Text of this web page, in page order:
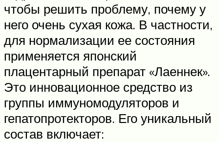
чтобы решить проблему, почему у
него очень сухая кожа. В частности,
для нормализации ее состояния
применяется японский
плацентарный препарат «Лаеннек».
Это инновационное средство из
группы иммуномодуляторов и
гепатопротекторов. Его уникальный
состав включает: